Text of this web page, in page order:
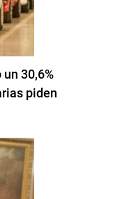
30,6%
piden